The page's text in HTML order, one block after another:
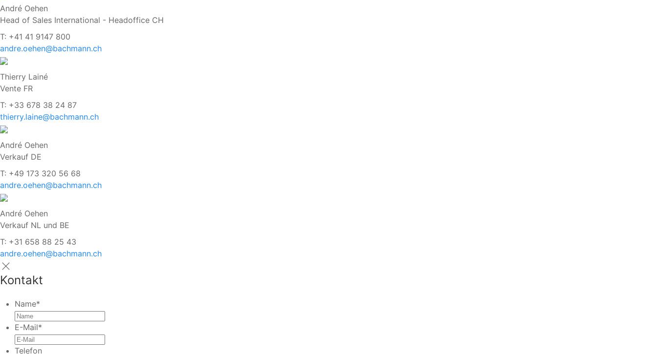
André Oehen
Head of Sales International - Headoffice CH
T: +41 41 9147 800
andre.oehen@bachmann.ch
Thierry Lainé
Vente FR
T: +33 678 38 24 87
thierry.laine@bachmann.ch
André Oehen
Verkauf DE
T: +49 173 320 56 68
andre.oehen@bachmann.ch
André Oehen
Verkauf NL und BE
T: +31 658 88 25 43
andre.oehen@bachmann.ch
Kontakt
Name*
E-Mail*
Telefon